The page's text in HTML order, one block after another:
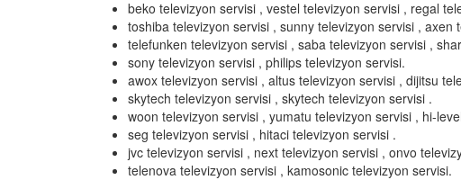
beko televizyon servisi , vestel televizyon servisi , regal
toshiba televizyon servisi , sunny televizyon servisi ,
telefunken televizyon servisi , saba televizyon servisi ,
sony televizyon servisi , philips televizyon servisi.
awox televizyon servisi , altus televizyon servisi , dijitsu
skytech televizyon servisi , skytech televizyon servisi .
woon televizyon servisi , yumatu televizyon servisi , hi-
seg televizyon servisi , hitaci televizyon servisi .
jvc televizyon servisi , next televizyon servisi , onvo
telenova televizyon servisi , kamosonic televizyon servisi.